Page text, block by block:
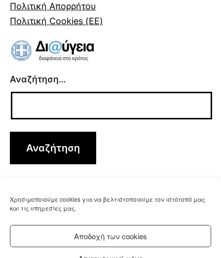
Χρησιμοποιούμε cookies για να βελτιστοποιούμε τον ιστότοπό μας
και τις υπηρεσίες μας.
Αποδοχή των cookies
Πολιτική Απορρήτου
Πολιτική Cookies (ΕΕ)
Αναζήτηση…